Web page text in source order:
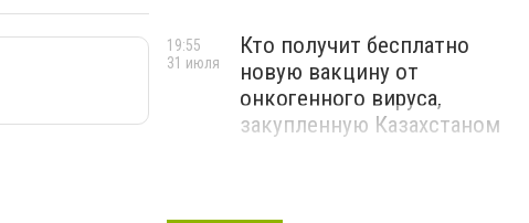
Кто получит бесплатно
новую вакцину от
онкогенного вируса,
закупленную Казахстаном
19:55
31 июля